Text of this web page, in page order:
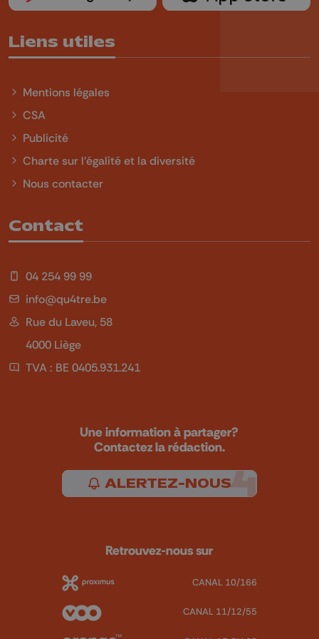
Liens utiles
Mentions légales
CSA
Publicité
Charte sur l'égalité et la diversité
Nous contacter
Contact
04 254 99 99
info@qu4tre.be
Rue du Laveu, 58
4000 Liège
TVA : BE 0405.931.241
Une information à partager?
Contactez la rédaction.
ALERTEZ-NOUS
Retrouvez-nous sur
CANAL 10/166
CANAL 11/12/55